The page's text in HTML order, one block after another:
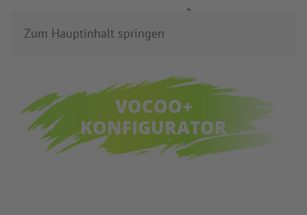
Zum Hauptinhalt springen
VOCOO+
KONFIGURATOR